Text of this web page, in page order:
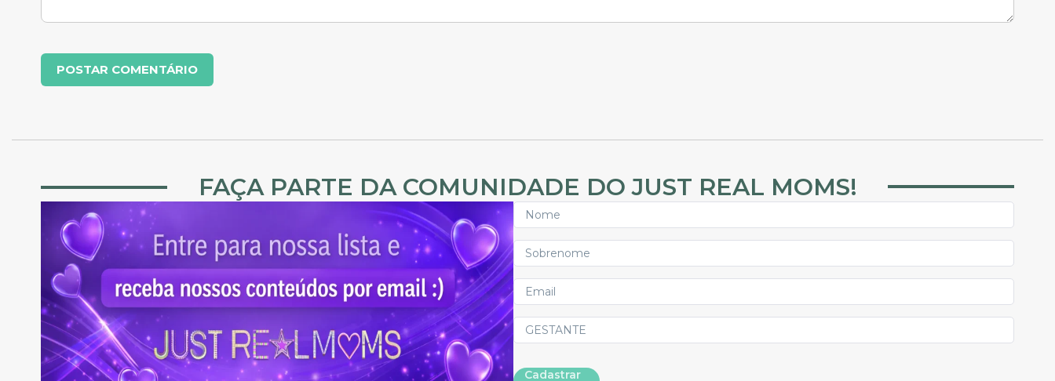
FAÇA PARTE DA COMUNIDADE DO JUST REAL MOMS!
Cadastrar